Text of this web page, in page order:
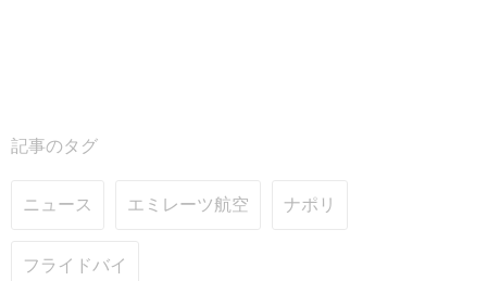
記事のタグ
ニュース エミレーツ航空 ナポリ
フライドバイ